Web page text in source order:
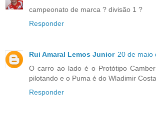
campeonato de marca ? divisão 1 ?
Responder
Rui Amaral Lemos Junior 20 de maio
O carro ao lado é o Protótipo
pilotando e o Puma é do Wladimir Costa .
Responder